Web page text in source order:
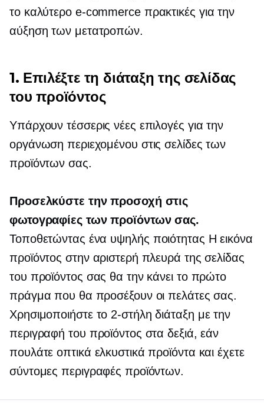
το καλύτερο e-commerceπρακτικές για την
αύξηση των μετατροπών.
1. Επιλέξτε τη διάταξη της σελίδας
του προϊόντος
Υπάρχουν τέσσερις νέες επιλογές για την
οργάνωση περιεχομένου στις σελίδες των
προϊόντων σας.
Προσελκύστε την προσοχή στις
φωτογραφίες των προϊόντων σας.
Τοποθετώντας ένα υψηλής ποιότητας Η εικόνα
προϊόντος στην αριστερή πλευρά της σελίδας
του προϊόντος σας θα την κάνει το πρώτο
πράγμα που θα προσέξουν οι πελάτες σας.
Χρησιμοποιήστε το 2-στήλη διάταξη με την
περιγραφή του προϊόντος στα δεξιά, εάν
πουλάτε οπτικά ελκυστικά προϊόντα και έχετε
σύντομες περιγραφές προϊόντων.